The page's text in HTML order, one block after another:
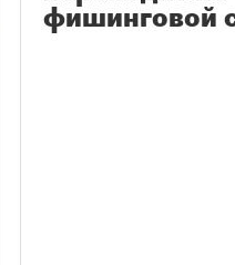
фишинговой